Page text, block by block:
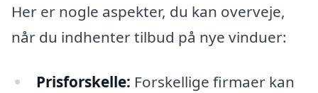
Her er nogle aspekter, du kan overveje,
når du indhenter tilbud på nye vinduer:
Prisforskelle: Forskellige firmaer kan